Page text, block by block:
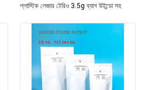
প্লাস্টিক লেজার টেরিও 3.5g ব্যাগ উইন্ডো সহ